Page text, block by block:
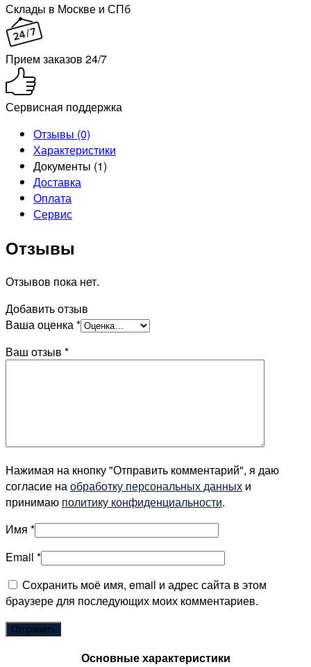
Склады в Москве и СПб
Прием заказов 24/7
Сервисная поддержка
Отзывы (0)
Характеристики
Документы (1)
Доставка
Оплата
Сервис
Отзывы
Отзывов пока нет.
Добавить отзыв
Ваша оценка*
Ваш отзыв *
Нажимая на кнопку "Отправить комментарий", я даю
согласие наобработку персональных данных и
принимаю политику конфиденциальности.
Имя *
Email *
Сохранить моё имя, email и адрес сайта в этом
браузере для последующих моих комментариев.
Основные характеристики